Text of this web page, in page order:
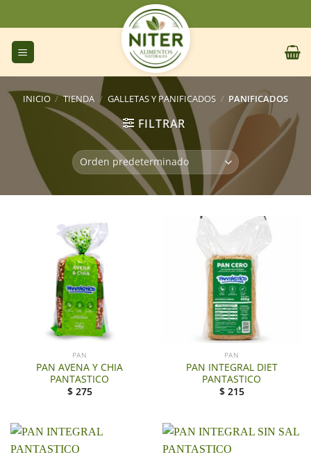
al
contenido
INICIO / TIENDA / GALLETAS Y PANIFICADOS / PANIFICADOS
FILTRAR
PAN
PAN AVENA Y CHIA
PANTASTICO
$ 275
PAN
PAN INTEGRAL DIET
PANTASTICO
$ 215